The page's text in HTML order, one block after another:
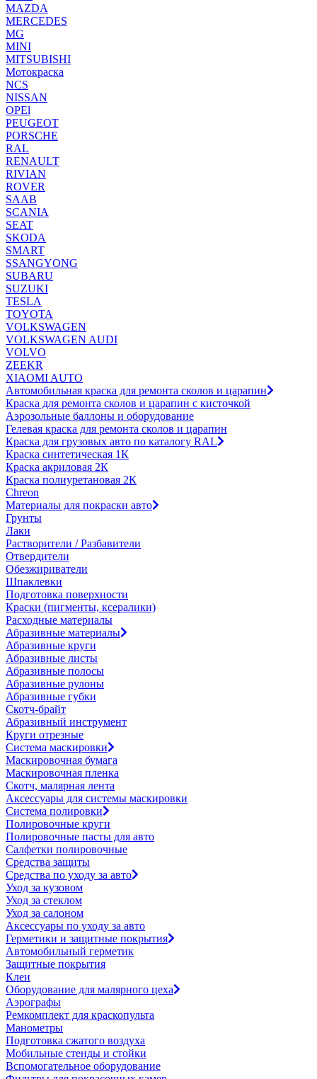
MAZDA
MERCEDES
MG
MINI
MITSUBISHI
Мотокраска
NCS
NISSAN
OPEl
PEUGEOT
PORSCHE
RAL
RENAULT
RIVIAN
ROVER
SAAB
SCANIA
SEAT
SKODA
SMART
SSANGYONG
SUBARU
SUZUKI
TESLA
TOYOTA
VOLKSWAGEN
VOLKSWAGEN AUDI
VOLVO
ZEEKR
XIAOMI AUTO
Автомобильная краска для ремонта сколов и царапин
Краска для ремонта сколов и царапин с кисточкой
Аэрозольные баллоны и оборудование
Гелевая краска для ремонта сколов и царапин
Краска для грузовых авто по каталогу RAL
Краска синтетическая 1К
Краска акриловая 2К
Краска полиуретановая 2К
Chreon
Материалы для покраски авто
Грунты
Лаки
Растворители / Разбавители
Отвердители
Обезжириватели
Шпаклевки
Подготовка поверхности
Краски (пигменты, ксералики)
Расходные материалы
Абразивные материалы
Абразивные круги
Абразивные листы
Абразивные полосы
Абразивные рулоны
Абразивные губки
Скотч-брайт
Абразивный инструмент
Круги отрезные
Система маскировки
Маскировочная бумага
Маскировочная пленка
Скотч, малярная лента
Аксессуары для системы маскировки
Система полировки
Полировочные круги
Полировочные пасты для авто
Салфетки полировочные
Средства защиты
Средства по уходу за авто
Уход за кузовом
Уход за стеклом
Уход за салоном
Аксессуары по уходу за авто
Герметики и защитные покрытия
Автомобильный герметик
Защитные покрытия
Клеи
Оборудование для малярного цеха
Аэрографы
Ремкомплект для краскопульта
Манометры
Подготовка сжатого воздуха
Мобильные стенды и стойки
Вспомогательное оборудование